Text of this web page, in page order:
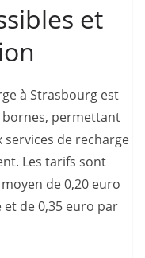
et
à Strasbourg est
bornes, permettant
services de recharge
Les tarifs sont
de 0,20 euro
de 0,35 euro par